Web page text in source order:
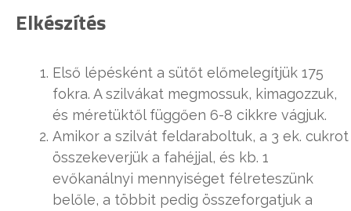
Elkészítés
Első lépésként a sütőt előmelegítjük 175
fokra. A szilvákat megmossuk, kimagozzuk,
és méretüktől függően 6-8 cikkre vágjuk.
Amikor a szilvát feldaraboltuk, a 3 ek. cukrot
összekeverjük a fahéjjal, és kb. 1
evőkanálnyi mennyiséget félreteszünk
belőle, a többit pedig összeforgatjuk a